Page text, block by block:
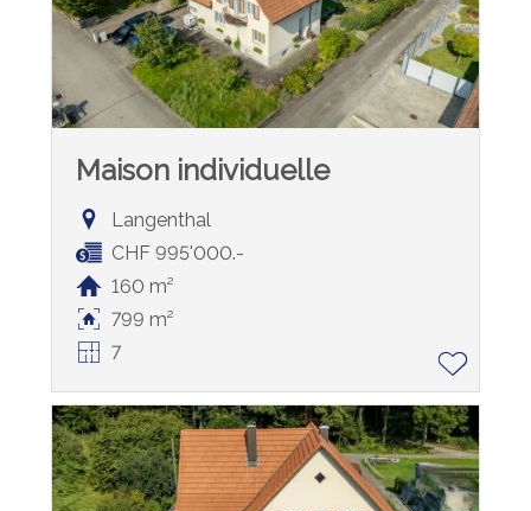
Maison individuelle
Langenthal
CHF 995'000.-
160 m²
799 m²
7